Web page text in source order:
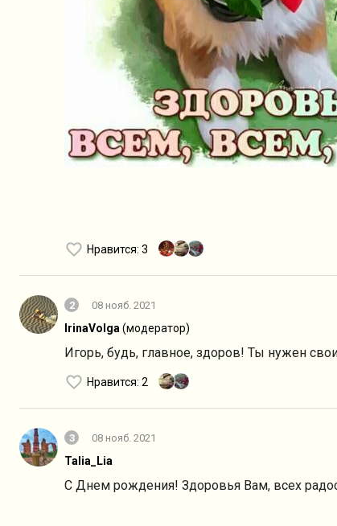
Нравится: 3
2 08 нояб. 2021
IrinaVolga (модератор)
Игорь, будь, главное, здоров! Ты нужен
Нравится: 2
3 08 нояб. 2021
Talia_Lia
С Днем рождения! Здоровья Вам, всех